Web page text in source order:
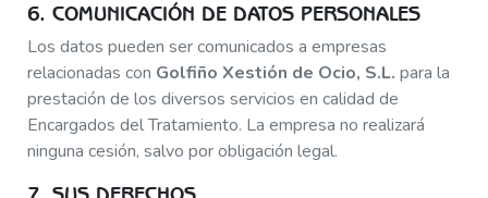
6. COMUNICACIÓN DE DATOS PERSONALES
Los datos pueden ser comunicados a empresas
relacionadas con Golfiño Xestión de Ocio, S.L. para la
prestación de los diversos servicios en calidad de
Encargados del Tratamiento. La empresa no realizará
ninguna cesión, salvo por obligación legal.